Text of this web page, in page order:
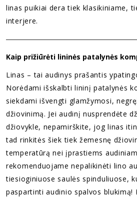
linas puikiai dera tiek klasikiniame,
interjere.
Kaip prižiūrėti lininės patalynės
Linas – tai audinys prašantis
Norėdami išskalbti lininį patalynės
siekdami išvengti glamžymosi,
džiovinimą. Jei audinį nusprendėte
džiovykle, nepamirškite, jog linas
tad rinkitės šiek tiek žemesnę
temperatūrą nei įprastiems
rekomenduojame nepalikinėti lino
tiesioginiuose saulės spinduliuose,
paspartinti audinio spalvos blukimą!